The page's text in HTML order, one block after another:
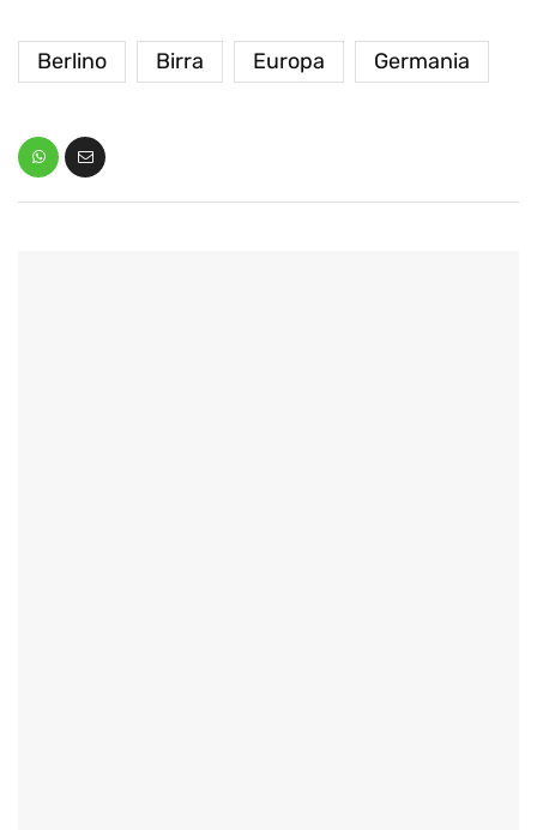
Berlino Birra Europa Germania